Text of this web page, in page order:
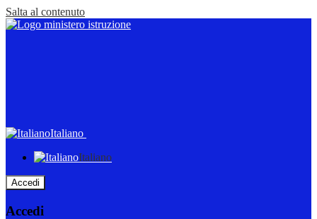
Salta al contenuto
Italiano
Italiano
Accedi
Accedi